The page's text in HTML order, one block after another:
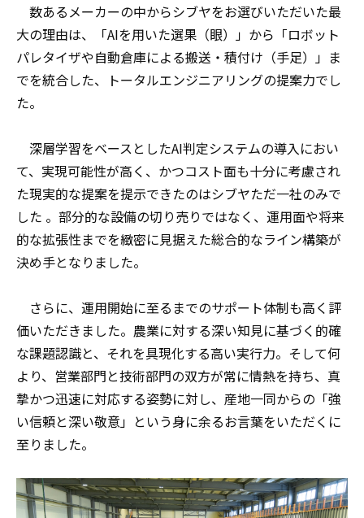
数あるメーカーの中からシブヤをお選びいただいた最
大の理由は、「AIを用いた選果（眼）」から「ロボット
パレタイザや自動倉庫による搬送・積付け（手足）」ま
でを統合した、トータルエンジニアリングの提案力でし
た。
深層学習をベースとしたAI判定システムの導入におい
て、実現可能性が高く、かつコスト面も十分に考慮され
た現実的な提案を提示できたのはシブヤただ一社のみで
した 。部分的な設備の切り売りではなく、運用面や将来
的な拡張性までを緻密に見据えた総合的なライン構築が
決め手となりました。
さらに、運用開始に至るまでのサポート体制も高く評
価いただきました。農業に対する深い知見に基づく的確
な課題認識と、それを具現化する高い実行力。そして何
より、営業部門と技術部門の双方が常に情熱を持ち、真
摯かつ迅速に対応する姿勢に対し、産地一同からの「強
い信頼と深い敬意」という身に余るお言葉をいただくに
至りました。